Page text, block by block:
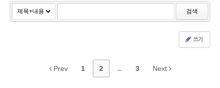
검색
쓰기
Prev 1 2 ... 3 Next